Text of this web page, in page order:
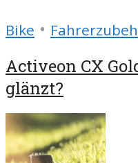
Bike •
Activeon CX
glänzt?